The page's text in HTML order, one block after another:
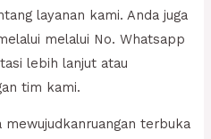
layanan kami. Anda juga
melalui No. Whatsapp
lebih lanjut atau
tim kami.
terbuka